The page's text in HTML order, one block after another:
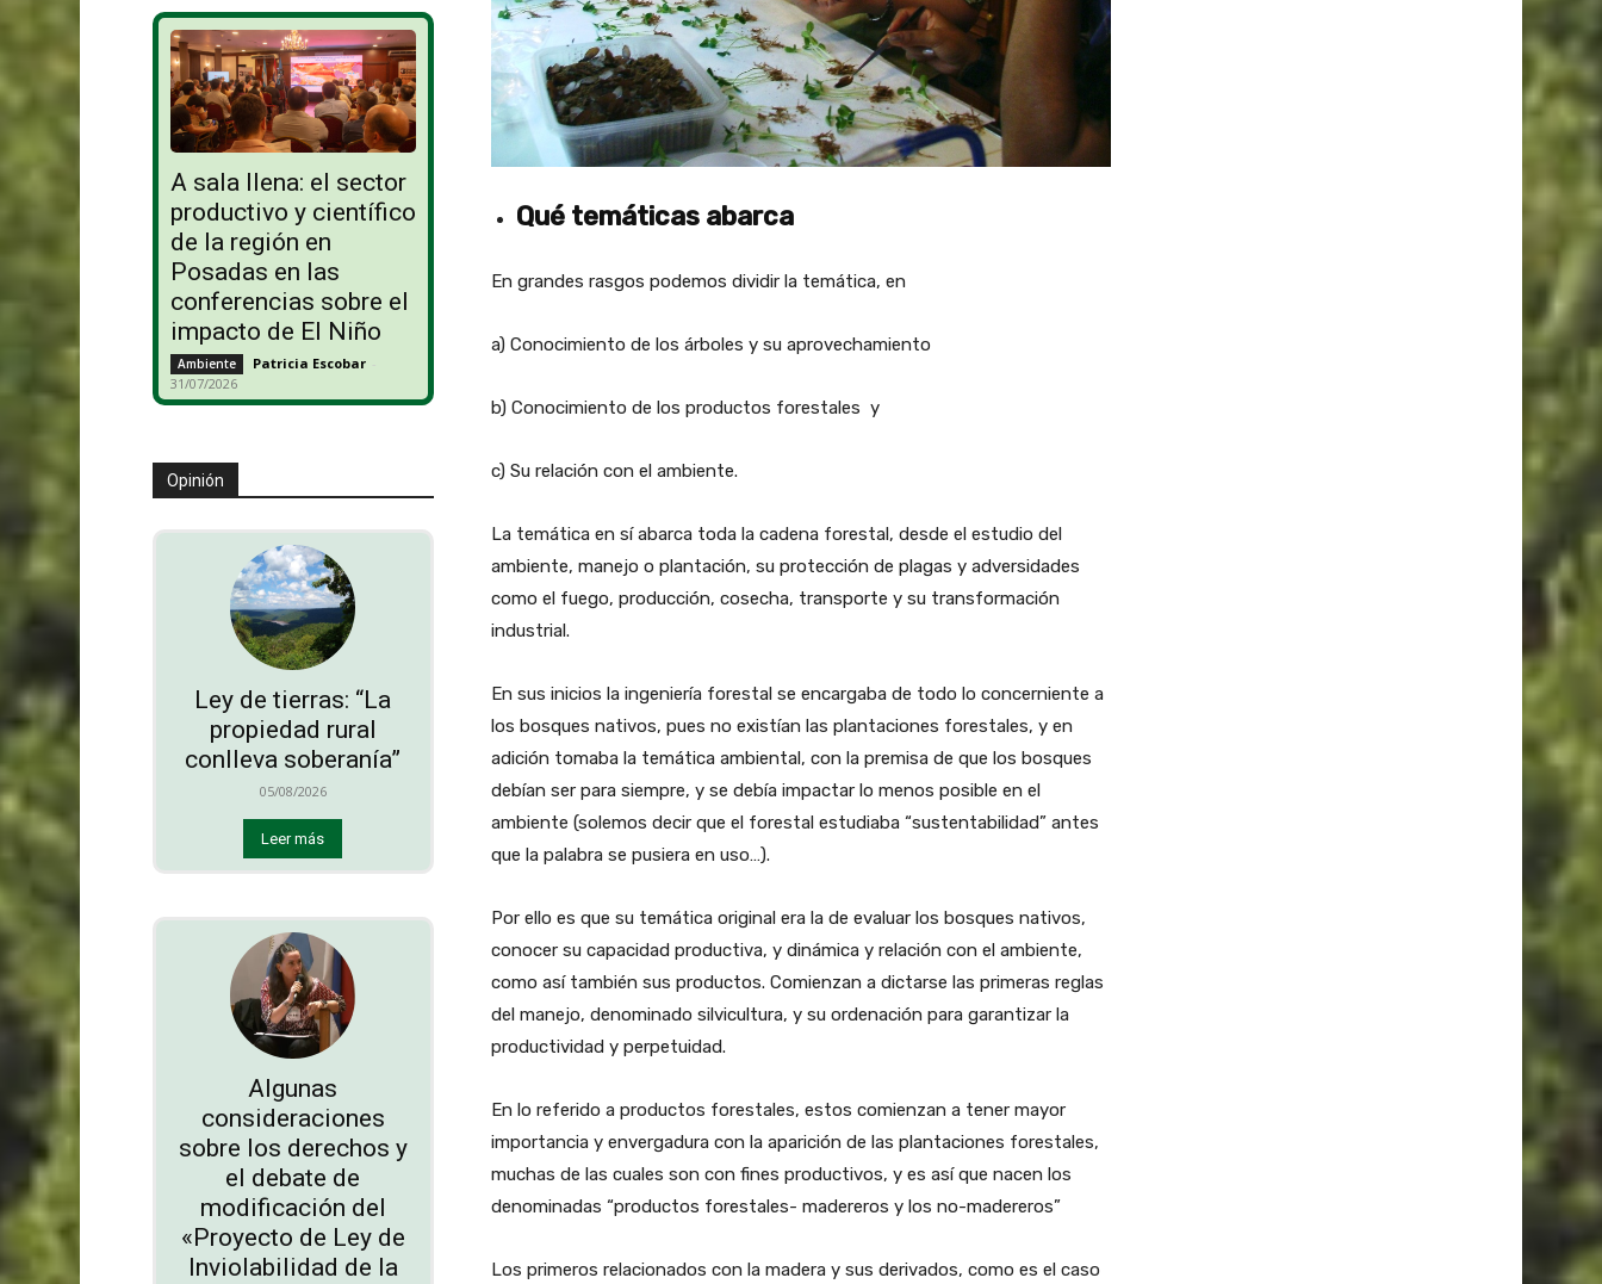
A sala llena: el sector
productivo y científico
de la región en
Posadas en las
conferencias sobre el
impacto de El Niño
Ambiente Patricia Escobar -
31/07/2026
Opinión
Ley de tierras: “La
propiedad rural
conlleva soberanía”
05/08/2026
Leer más
Algunas
consideraciones
sobre los derechos y
el debate de
modificación del
«Proyecto de Ley de
Inviolabilidad de la
Qué temáticas abarca
En grandes rasgos podemos dividir la temática, en
a) Conocimiento de los árboles y su aprovechamiento
b) Conocimiento de los productos forestales y
c) Su relación con el ambiente.
La temática en sí abarca toda la cadena forestal, desde el estudio del
ambiente, manejo o plantación, su protección de plagas y adversidades
como el fuego, producción, cosecha, transporte y su transformación
industrial.
En sus inicios la ingeniería forestal se encargaba de todo lo concerniente a
los bosques nativos, pues no existían las plantaciones forestales, y en
adición tomaba la temática ambiental, con la premisa de que los bosques
debían ser para siempre, y se debía impactar lo menos posible en el
ambiente (solemos decir que el forestal estudiaba “sustentabilidad” antes
que la palabra se pusiera en uso…).
Por ello es que su temática original era la de evaluar los bosques nativos,
conocer su capacidad productiva, y dinámica y relación con el ambiente,
como así también sus productos. Comienzan a dictarse las primeras reglas
del manejo, denominado silvicultura, y su ordenación para garantizar la
productividad y perpetuidad.
En lo referido a productos forestales, estos comienzan a tener mayor
importancia y envergadura con la aparición de las plantaciones forestales,
muchas de las cuales son con fines productivos, y es así que nacen los
denominadas “productos forestales- madereros y los no-madereros”
Los primeros relacionados con la madera y sus derivados, como es el caso